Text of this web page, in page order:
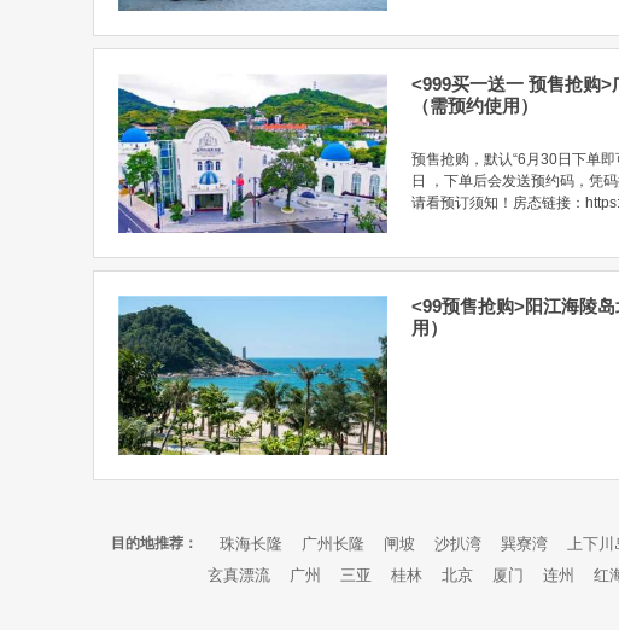
<999买一送一 预售抢购
（需预约使用）
预售抢购，默认“6月30日下单
日 ，下单后会发送预约码，凭
请看预订须知！房态链接：
<99预售抢购>阳江海陵
用）
目的地推荐： 珠海长隆 广州长隆 闸坡 沙扒湾 巽寮湾 上下川
玄真漂流
广州 三亚 桂林 北京 厦门 连州 红